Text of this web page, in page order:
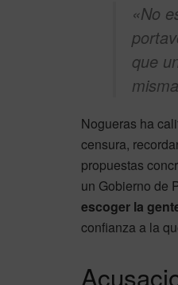
«No
que
Nogueras ha
censura,
propuestas
un Gobierno de
escoger la
confianza a la